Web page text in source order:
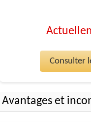
Consulter
Avantages et